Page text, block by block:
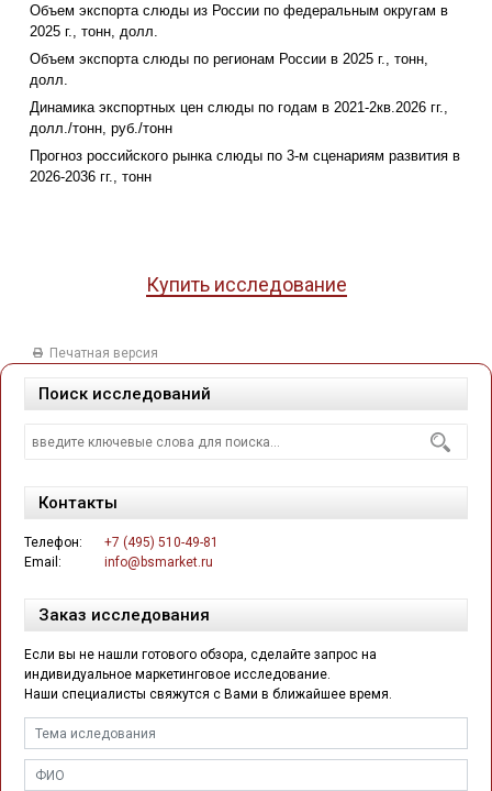
Объем экспорта слюды из России по федеральным округам в
2025 г., тонн, долл.
Объем экспорта слюды по регионам России в 2025 г., тонн,
долл.
Динамика экспортных цен слюды по годам в 2021-2кв.2026 гг.,
долл./тонн, руб./тонн
Прогноз российского рынка слюды по 3-м сценариям развития в
2026-2036 гг., тонн
Купить исследование
Печатная версия
Поиск исследований
Контакты
Телефон:
+7 (495) 510-49-81
Email:
info@bsmarket.ru
Заказ исследования
Если вы не нашли готового обзора, сделайте запрос на
индивидуальное маркетинговое исследование.
Наши специалисты свяжутся с Вами в ближайшее время.